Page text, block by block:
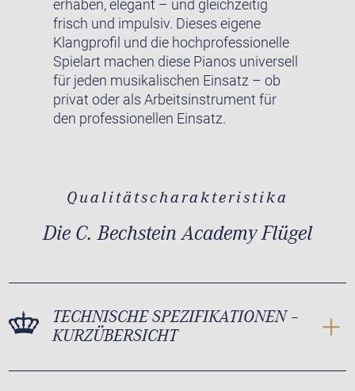
erhaben, elegant – und gleichzeitig
frisch und impulsiv. Dieses eigene
Klangprofil und die hochprofessionelle
Spielart machen diese Pianos universell
für jeden musikalischen Einsatz – ob
privat oder als Arbeitsinstrument für
den professionellen Einsatz.
Qualitätscharakteristika
Die C. Bechstein Academy Flügel
TECHNISCHE SPEZIFIKATIONEN –
KURZÜBERSICHT